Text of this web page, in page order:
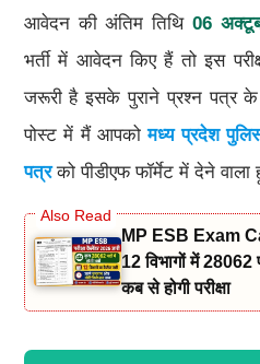
आवेदन की अंतिम तिथि06
भर्ती में आवेदन किए हैं तो इस
जरूरी है इसके पुराने प्रश्न पत्र
पोस्ट में मैं आपकोमध्य प्रदेश
पत्रको पीडीएफ फॉर्मेट में देने वाला
MP ESB Exam
12 विभागों में 28062
कब से होगी परीक्षा